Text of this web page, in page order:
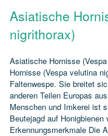
Asiatische
nigrithorax)
Asiatische Hornisse
Hornisse (Vespa velutina
Faltenwespe. Sie breitet
anderen Teilen Europas
Menschen und Imkerei ist
Beutejagd auf
Erkennungsmerkmale Die